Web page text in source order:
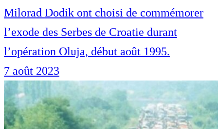
Milorad Dodik ont choisi de commémorer
l’exode des Serbes de Croatie durant
l’opération Oluja, début août 1995.
7 août 2023